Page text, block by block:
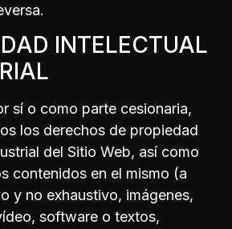
INTELECTUAL
sí o como parte cesionaria,
los derechos de propiedad
del Sitio Web, así como
contenidos en el mismo (a
y no exhaustivo, imágenes,
software o textos,